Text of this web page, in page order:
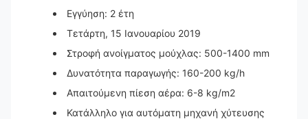
Εγγύηση: 2 έτη
Τετάρτη, 15 Ιανουαρίου 2019
Στροφή ανοίγματος μούχλας: 500-1400 mm
Δυνατότητα παραγωγής: 160-200 kg/h
Απαιτούμενη πίεση αέρα: 6-8 kg/m2
Κατάλληλο για αυτόματη μηχανή χύτευσης